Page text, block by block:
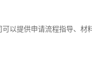
以提供申请流程指导、